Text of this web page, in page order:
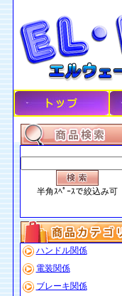
半角ｽﾍﾟｰｽで絞込み可
ハンドル関係
電装関係
ブレーキ関係